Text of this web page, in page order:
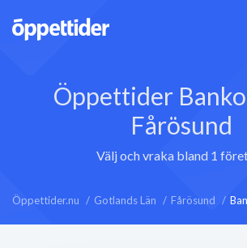
Öppettider
Fårösund
Välj och vraka bland 1
Öppettider.nu Gotlands Län Fårösund